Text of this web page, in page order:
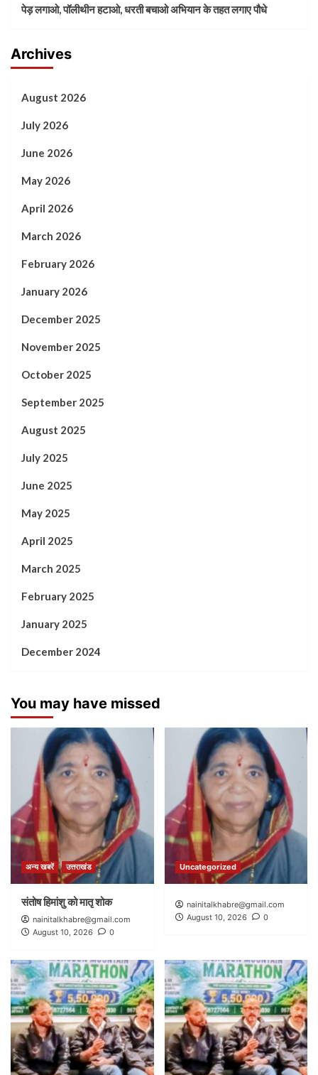
पेड़ लगाओ, पॉलीथीन हटाओ, धरती बचाओ अभियान के तहत लगाए पौधे
Archives
August 2026
July 2026
June 2026
May 2026
April 2026
March 2026
February 2026
January 2026
December 2025
November 2025
October 2025
September 2025
August 2025
July 2025
June 2025
May 2025
April 2025
March 2025
February 2025
January 2025
December 2024
You may have missed
अन्य खबरें उत्तराखंड
संतोष हिमांशु को मातृ शोक
nainitalkhabre@gmail.com
August 10, 2026
0
Uncategorized
nainitalkhabre@gmail.com
August 10, 2026
0